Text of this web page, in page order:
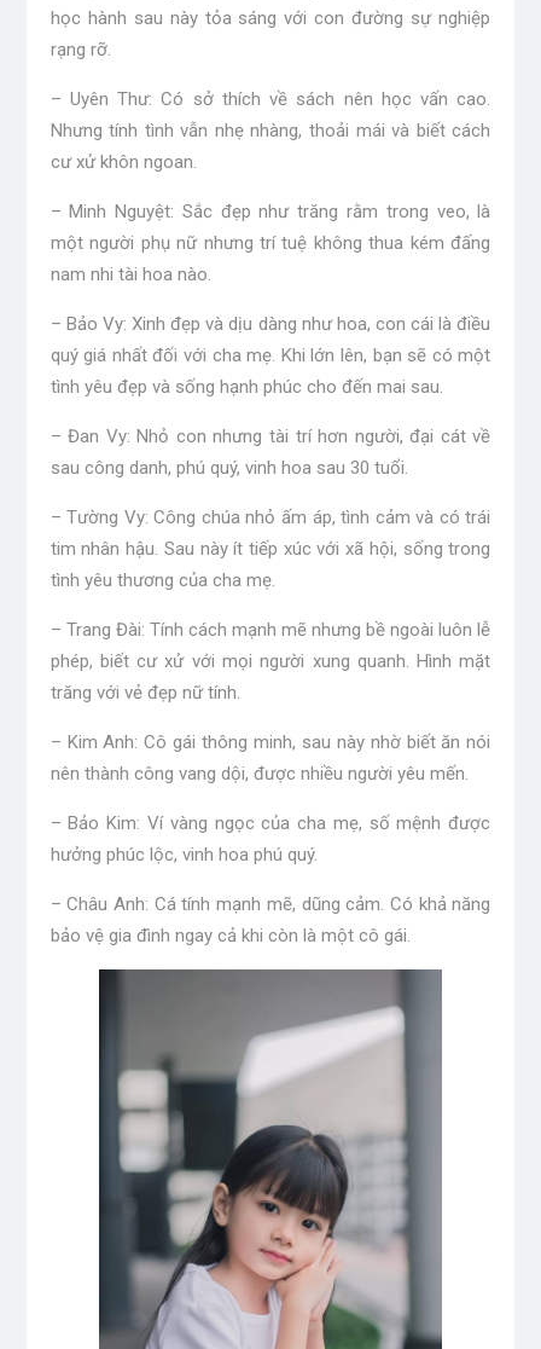
học hành sau này tỏa sáng với con đường sự nghiệp
rạng rỡ.
– Uyên Thư: Có sở thích về sách nên học vấn cao.
Nhưng tính tình vẫn nhẹ nhàng, thoải mái và biết cách
cư xử khôn ngoan.
– Minh Nguyệt: Sắc đẹp như trăng rằm trong veo, là
một người phụ nữ nhưng trí tuệ không thua kém đấng
nam nhi tài hoa nào.
– Bảo Vy: Xinh đẹp và dịu dàng như hoa, con cái là điều
quý giá nhất đối với cha mẹ. Khi lớn lên, bạn sẽ có một
tình yêu đẹp và sống hạnh phúc cho đến mai sau.
– Đan Vy: Nhỏ con nhưng tài trí hơn người, đại cát về
sau công danh, phú quý, vinh hoa sau 30 tuổi.
– Tường Vy: Công chúa nhỏ ấm áp, tình cảm và có trái
tim nhân hậu. Sau này ít tiếp xúc với xã hội, sống trong
tình yêu thương của cha mẹ.
– Trang Đài: Tính cách mạnh mẽ nhưng bề ngoài luôn lễ
phép, biết cư xử với mọi người xung quanh. Hình mặt
trăng với vẻ đẹp nữ tính.
– Kim Anh: Cô gái thông minh, sau này nhờ biết ăn nói
nên thành công vang dội, được nhiều người yêu mến.
– Bảo Kim: Ví vàng ngọc của cha mẹ, số mệnh được
hưởng phúc lộc, vinh hoa phú quý.
– Châu Anh: Cá tính mạnh mẽ, dũng cảm. Có khả năng
bảo vệ gia đình ngay cả khi còn là một cô gái.